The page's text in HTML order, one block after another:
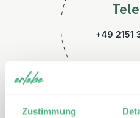
Zustimmung
+49 2151